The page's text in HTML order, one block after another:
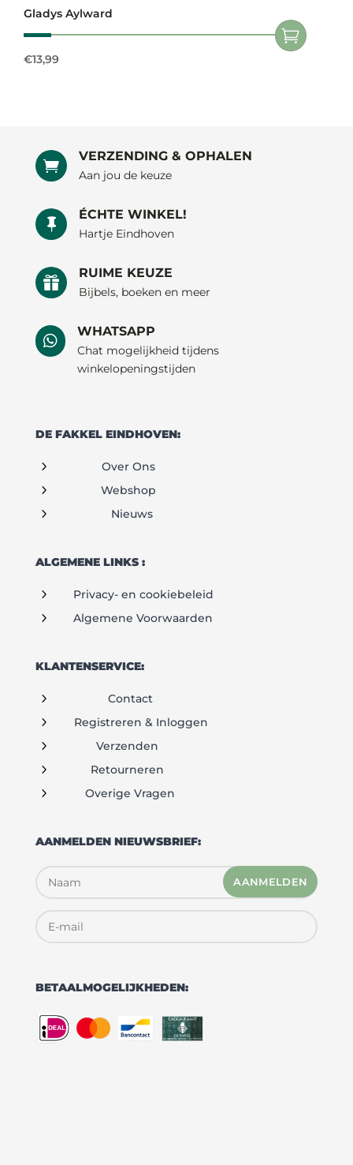
Gladys Aylward
€13,99

VERZENDING & OPHALEN
Aan jou de keuze

ÉCHTE WINKEL!
Hartje Eindhoven

RUIME KEUZE
Bijbels, boeken en meer

WHATSAPP
Chat mogelijkheid tijdens
winkelopeningstijden
DE FAKKEL EINDHOVEN:
5 Over Ons
5 Webshop
5 Nieuws
ALGEMENE LINKS :
5 Privacy- en cookiebeleid
5 Algemene Voorwaarden
KLANTENSERVICE:
5 Contact
5 Registreren & Inloggen
5 Verzenden
5 Retourneren
5 Overige Vragen
AANMELDEN NIEUWSBRIEF:
AANMELDEN
BETAALMOGELIJKHEDEN: